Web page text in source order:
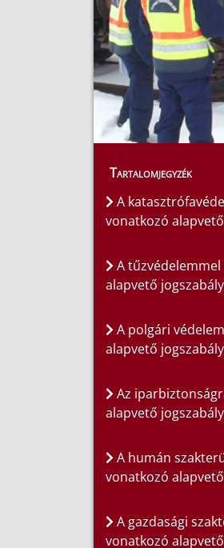
Tartalomjegyzék
A
vonatkozó
A
alapvető
A polgári
alapvető
Az
alapvető
A humán
vonatkozó
A gazdasági
vonatkozó